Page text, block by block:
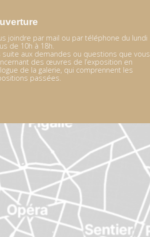
joindre par mail ou par téléphone du lundi
de 10h à 18h.
suite aux demandes ou questions que vous
des œuvres de l’exposition en
de la galerie, qui comprennent les
passées.